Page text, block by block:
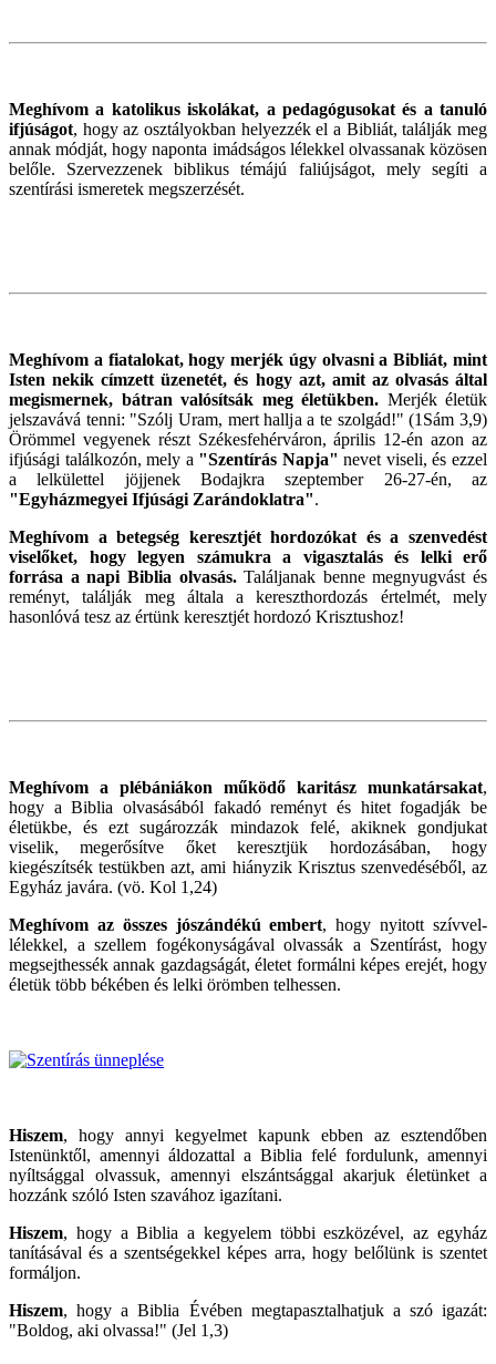
Meghívom a katolikus iskolákat, a pedagógusokat és a tanuló
ifjúságot, hogy az osztályokban helyezzék el a Bibliát, találják meg
annak módját, hogy naponta imádságos lélekkel olvassanak közösen
belőle. Szervezzenek biblikus témájú faliújságot, mely segíti a
szentírási ismeretek megszerzését.
Meghívom a fiatalokat, hogy merjék úgy olvasni a Bibliát, mint
Isten nekik címzett üzenetét, és hogy azt, amit az olvasás által
megismernek, bátran valósítsák meg életükben. Merjék életük
jelszavává tenni: "Szólj Uram, mert hallja a te szolgád!" (1Sám 3,9)
Örömmel vegyenek részt Székesfehérváron, április 12-én azon az
ifjúsági találkozón, mely a "Szentírás Napja" nevet viseli, és ezzel
a lelkülettel jöjjenek Bodajkra szeptember 26-27-én, az
"Egyházmegyei Ifjúsági Zarándoklatra".
Meghívom a betegség keresztjét hordozókat és a szenvedést
viselőket, hogy legyen számukra a vigasztalás és lelki erő
forrása a napi Biblia olvasás.Találjanak benne megnyugvást és
reményt, találják meg általa a kereszthordozás értelmét, mely
hasonlóvá tesz az értünk keresztjét hordozó Krisztushoz!
Meghívom a plébániákon működő karitász munkatársakat,
hogy a Biblia olvasásából fakadó reményt és hitet fogadják be
életükbe, és ezt sugározzák mindazok felé, akiknek gondjukat
viselik, megerősítve őket keresztjük hordozásában, hogy
kiegészítsék testükben azt, ami hiányzik Krisztus szenvedéséből, az
Egyház javára. (vö. Kol 1,24)
Meghívom az összes jószándékú embert, hogy nyitott szívvel-
lélekkel, a szellem fogékonyságával olvassák a Szentírást, hogy
megsejthessék annak gazdagságát, életet formálni képes erejét, hogy
életük több békében és lelki örömben telhessen.
Hiszem, hogy annyi kegyelmet kapunk ebben az esztendőben
Istenünktől, amennyi áldozattal a Biblia felé fordulunk, amennyi
nyíltsággal olvassuk, amennyi elszántsággal akarjuk életünket a
hozzánk szóló Isten szavához igazítani.
Hiszem, hogy a Biblia a kegyelem többi eszközével, az egyház
tanításával és a szentségekkel képes arra, hogy belőlünk is szentet
formáljon.
Hiszem, hogy a Biblia Évében megtapasztalhatjuk a szó igazát:
"Boldog, aki olvassa!" (Jel 1,3)